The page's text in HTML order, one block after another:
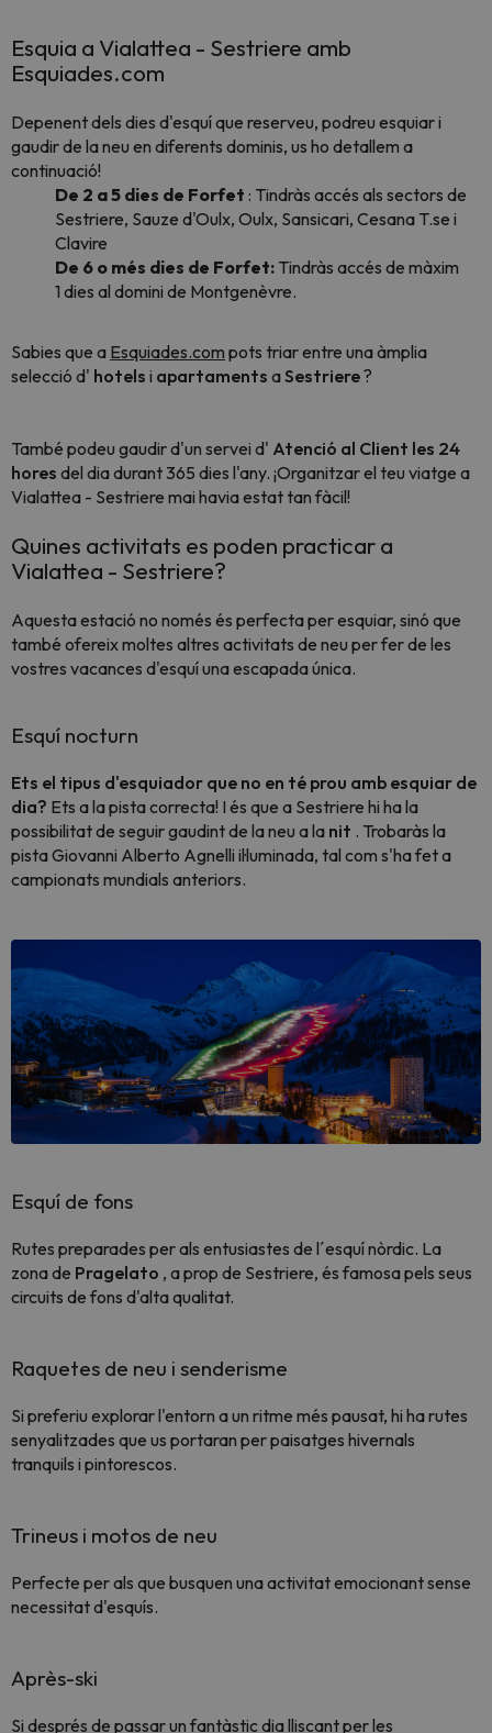
Esquia a Vialattea - Sestriere amb
Esquiades.com
Depenent dels dies d'esquí que reserveu, podreu esquiar i
gaudir de la neu en diferents dominis, us ho detallem a
continuació!
De 2 a 5 dies de Forfet : Tindràs accés als sectors de
Sestriere, Sauze d'Oulx, Oulx, Sansicari, Cesana T.se i
Clavire
De 6 o més dies de Forfet: Tindràs accés de màxim
1 dies al domini de Montgenèvre.
Sabies que a Esquiades.com pots triar entre una àmplia
selecció d' hotels i apartaments aSestriere?
També podeu gaudir d'un servei d' Atenció al Client les 24
hores del dia durant 365 dies l'any. ¡Organitzar el teu viatge a
Vialattea - Sestriere mai havia estat tan fàcil!
Quines activitats es poden practicar a
Vialattea - Sestriere?
Aquesta estació no només és perfecta per esquiar, sinó que
també ofereix moltes altres activitats de neu per fer de les
vostres vacances d'esquí una escapada única.
Esquí nocturn
Ets el tipus d'esquiador que no en té prou amb esquiar de
dia? Ets a la pista correcta! I és que a Sestriere hi ha la
possibilitat de seguir gaudint de la neu a la nit . Trobaràs la
pista Giovanni Alberto Agnelli il·luminada, tal com s'ha fet a
campionats mundials anteriors.
Esquí de fons
Rutes preparades per als entusiastes de l´esquí nòrdic. La
zona de Pragelato , a prop de Sestriere, és famosa pels seus
circuits de fons d'alta qualitat.
Raquetes de neu i senderisme
Si preferiu explorar l'entorn a un ritme més pausat, hi ha rutes
senyalitzades que us portaran per paisatges hivernals
tranquils i pintorescos.
Trineus i motos de neu
Perfecte per als que busquen una activitat emocionant sense
necessitat d'esquís.
Après-ski
Si després de passar un fantàstic dia lliscant per les